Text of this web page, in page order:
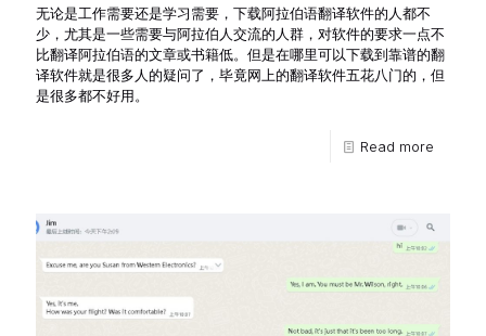
无论是工作需要还是学习需要，下载阿拉伯语翻译软件的人都不
少，尤其是一些需要与阿拉伯人交流的人群，对软件的要求一点不
比翻译阿拉伯语的文章或书籍低。但是在哪里可以下载到靠谱的翻
译软件就是很多人的疑问了，毕竟网上的翻译软件五花八门的，但
是很多都不好用。
Read more